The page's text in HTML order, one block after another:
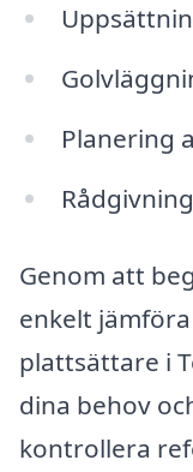
Planering
Genom att
enkelt
plattsättare i
dina behov
kontrollera